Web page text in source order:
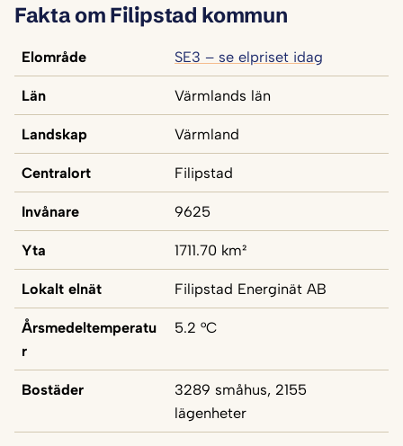
Fakta om Filipstad kommun
Elområde SE3 – se elpriset idag
Län Värmlands län
Landskap Värmland
Centralort Filipstad
Invånare 9625
Yta 1711.70 km²
Lokalt elnät Filipstad Energinät AB
Årsmedeltemperatu
r
5.2 °C
Bostäder
3289 småhus, 2155
lägenheter